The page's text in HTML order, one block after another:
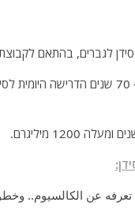
לגברים, בהתאם